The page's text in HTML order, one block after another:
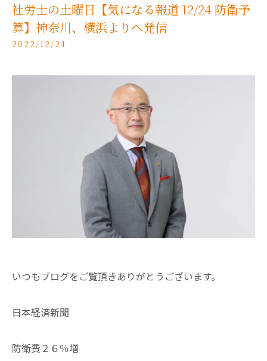
社労士の土曜日【気になる報道 12/24 防衛予
算】神奈川、横浜よりへ発信
2022/12/24
いつもブログをご覧頂きありがとうございます。
日本経済新聞
防衛費２６％増